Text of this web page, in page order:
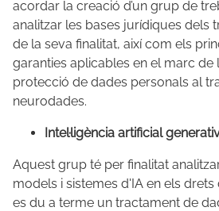
acordar la creació d’un grup de
analitzar les bases jurídiques dels
de la seva finalitat, així com els
garanties aplicables en el marc de
protecció de dades personals al
neurodades.
Intel·ligència artificial
Aquest grup té per finalitat
models i sistemes d'IA en els
es du a terme un tractament de